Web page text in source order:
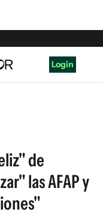
Login
de
las AFAP y